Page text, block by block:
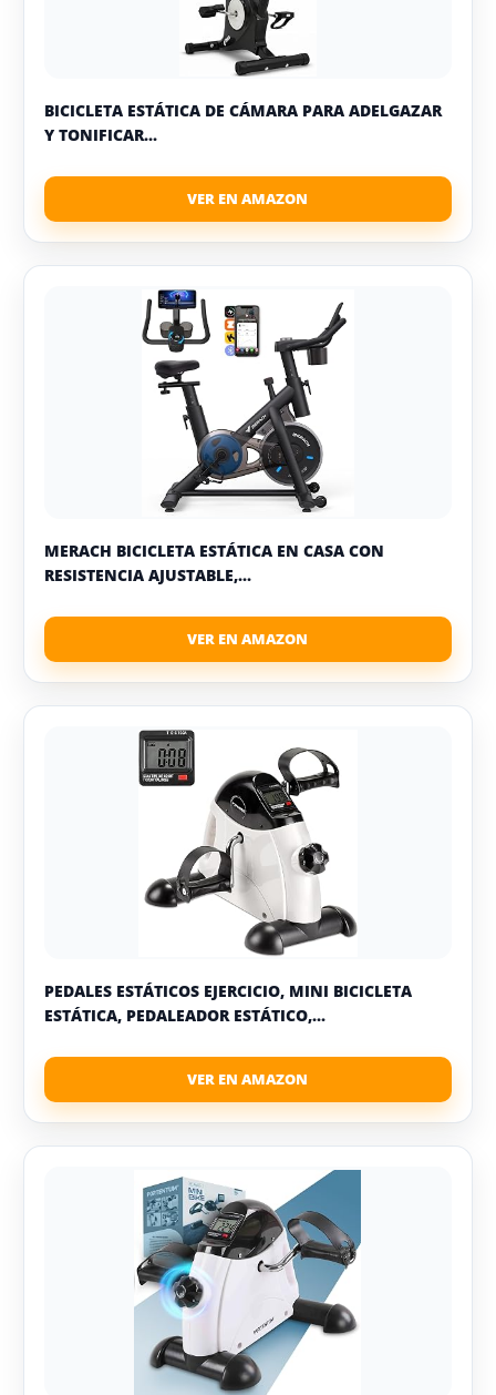
BICICLETA ESTÁTICA DE CÁMARA PARA ADELGAZAR
Y TONIFICAR...
MERACH BICICLETA ESTÁTICA EN CASA CON
RESISTENCIA AJUSTABLE,...
PEDALES ESTÁTICOS EJERCICIO, MINI BICICLETA
ESTÁTICA, PEDALEADOR ESTÁTICO,...